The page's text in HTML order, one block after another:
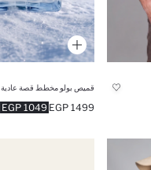
قميص بولو مخطط قصة عادية
1049 EGP 1499 EGP